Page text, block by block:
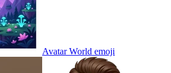
Avatar World emoji